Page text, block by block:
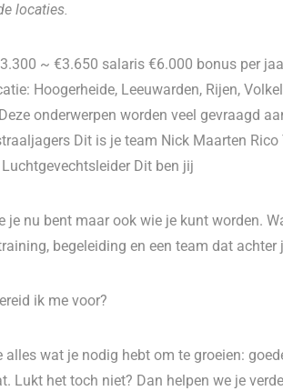
locaties.
~ €3.650 salaris €6.000 bonus per
Hoogerheide, Leeuwarden, Rijen,
onderwerpen worden veel gevraagd
Dit is je team Nick Maarten Rico
Dit ben jij
je nu bent maar ook wie je kunt worden.
begeleiding en een team dat achter
ik me voor?
wat je nodig hebt om te groeien:
Lukt het toch niet? Dan helpen we je